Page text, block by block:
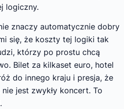
logiczny.
znaczy automatycznie dobry
się, że koszty tej logiki tak
którzy po prostu chcą
Bilet za kilkaset euro, hotel
do innego kraju i presja, że
jest zwykły koncert. To